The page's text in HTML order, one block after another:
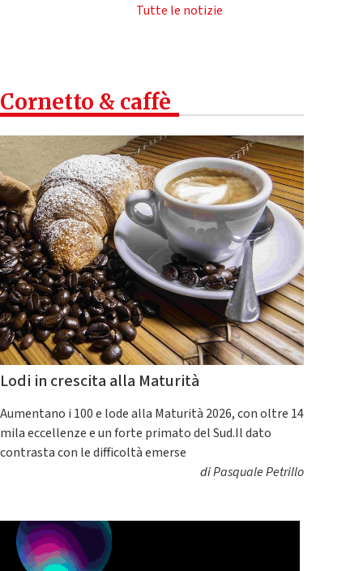
Tutte le notizie
Cornetto & caffè
Lodi in crescita alla Maturità
Aumentano i 100 e lode alla Maturità 2026, con oltre 14
mila eccellenze e un forte primato del Sud.Il dato
contrasta con le difficoltà emerse
diPasquale Petrillo